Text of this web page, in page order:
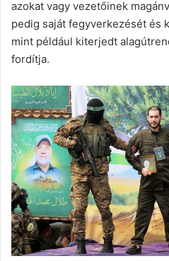
azokat vagy vezetőinek
pedig saját fegyverkezését és
mint például kiterjedt
fordítja.